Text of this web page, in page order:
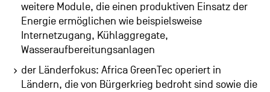
weitere Module, die einen produktiven Einsatz der
Energie ermöglichen wie beispielsweise
Internetzugang, Kühlaggregate,
Wasseraufbereitungsanlagen
der Länderfokus: Africa GreenTec operiert in
Ländern, die von Bürgerkrieg bedroht sind sowie die